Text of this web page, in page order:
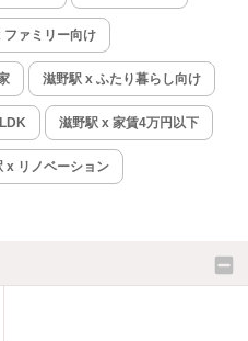
ファミリー向け
滋野駅 x ふたり暮らし向け
滋野駅 x 家賃4万円以下
x リノベーション